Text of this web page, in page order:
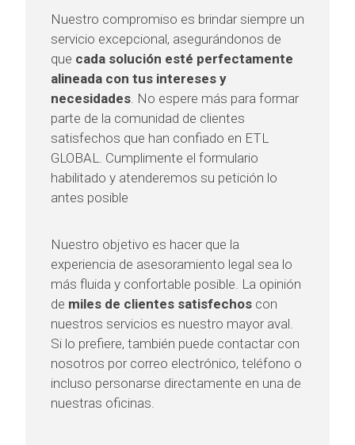
Nuestro compromiso es brindar siempre un
servicio excepcional, asegurándonos de
que cada solución esté perfectamente
alineada con tus intereses y
necesidades . No espere más para formar
parte de la comunidad de clientes
satisfechos que han confiado en ETL
GLOBAL. Cumplimente el formulario
habilitado y atenderemos su petición lo
antes posible
Nuestro objetivo es hacer que la
experiencia de asesoramiento legal sea lo
más fluida y confortable posible. La opinión
de miles de clientes satisfechos con
nuestros servicios es nuestro mayor aval.
Si lo prefiere, también puede contactar con
nosotros por correo electrónico, teléfono o
incluso personarse directamente en una de
nuestras oficinas.